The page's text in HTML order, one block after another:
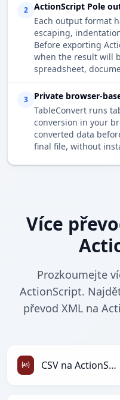
2
ActionScript Pole
Each output format
escaping,
Before exporting
when the result will
spreadsheet,
3
Private browser-
TableConvert runs
conversion in your
converted data
final file, without
Více
Prozkoumejte
ActionScript.
převod XML na
CSV na ActionScript